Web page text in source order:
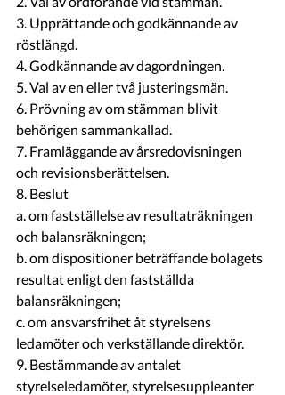
3. Upprättande och godkännande av
röstlängd.
4. Godkännande av dagordningen.
5. Val av en eller två justeringsmän.
6. Prövning av om stämman blivit
behörigen sammankallad.
7. Framläggande av årsredovisningen
och revisionsberättelsen.
8. Beslut
a. om fastställelse av resultaträkningen
och balansräkningen;
b. om dispositioner beträffande bolagets
resultat enligt den fastställda
balansräkningen;
c. om ansvarsfrihet åt styrelsens
ledamöter och verkställande direktör.
9. Bestämmande av antalet
styrelseledamöter, styrelsesuppleanter